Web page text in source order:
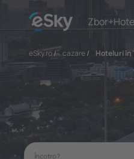
eSky.ro/ cazare/ Hoteluri în